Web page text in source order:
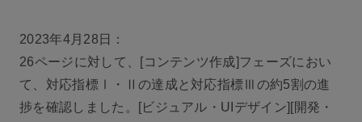
2023年4月28日：
26ページに対して、[コンテンツ作成]フェーズにおい
て、対応指標Ⅰ・Ⅱの達成と対応指標Ⅲの約5割の進
捗を確認しました。[ビジュアル・UIデザイン][開発・